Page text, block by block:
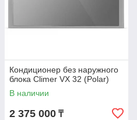
Кондиционер без наружного
блока Climer VX 32 (Polar)
В наличии
2 375 000 ₸